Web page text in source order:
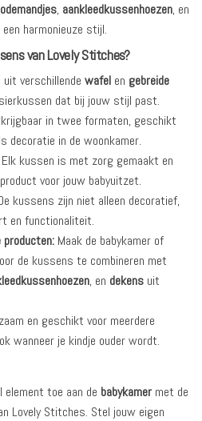
, aankleedkussenhoezen, en
harmonieuze stijl.
van Lovely Stitches?
uit verschillende wafel en gebreide
dat bij jouw stijl past.
in twee formaten, geschikt
decoratie in de woonkamer.
Elk kussen is met zorg gemaakt en
voor jouw babyuitzet.
kussens zijn niet alleen decoratief,
en functionaliteit.
producten: Maak de babykamer of
de kussens te combineren met
, en dekens uit
en geschikt voor meerdere
wanneer je kindje ouder wordt.
element toe aan de babykamer met de
Lovely Stitches. Stel jouw eigen